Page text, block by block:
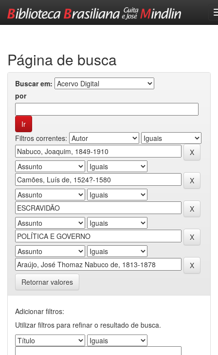
Página de busca
Buscar em:
por
Filtros correntes:
Retornar valores
Adicionar filtros:
Utilizar filtros para refinar o resultado de busca.